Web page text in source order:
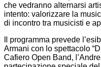
che vedranno alternarsi
intento: valorizzare la
di incontro tra musicisti e
Il programma prevede
Armani con lo spettacolo
Cafiero Open Band,